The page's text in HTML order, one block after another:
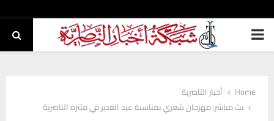
PRIMARY
Home
أخبار الناصرية
بث مباشر: مهرجان شعري بمناسبة عيد الغدير في متنزه الناصرية